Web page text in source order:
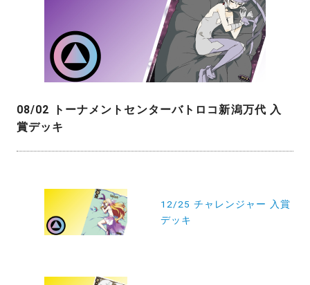
08/02 トーナメントセンターバトロコ新潟万代 入
賞デッキ
12/25 チャレンジャー 入賞
デッキ